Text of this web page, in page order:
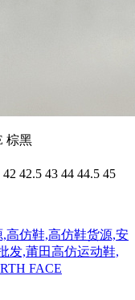
棕黑
42.5 43 44 44.5 45
高仿鞋,高仿鞋货源,安
发,莆田高仿运动鞋,
FACE